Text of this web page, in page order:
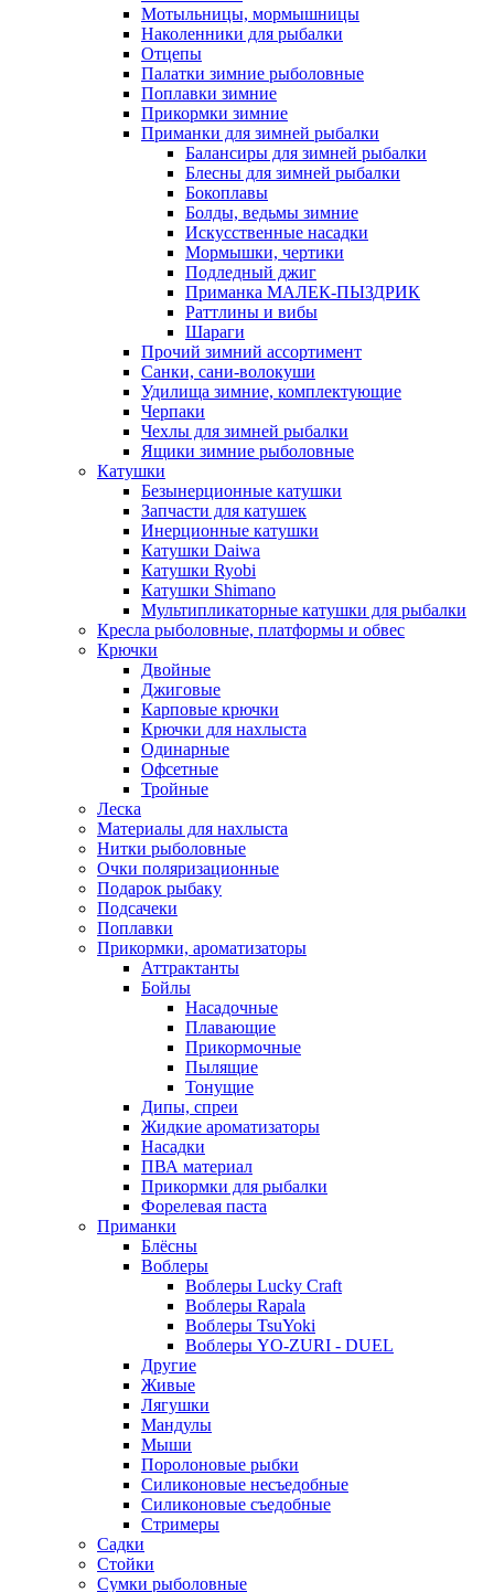
Мотыльницы, мормышницы
Наколенники для рыбалки
Отцепы
Палатки зимние рыболовные
Поплавки зимние
Прикормки зимние
Приманки для зимней рыбалки
Балансиры для зимней рыбалки
Блесны для зимней рыбалки
Бокоплавы
Болды, ведьмы зимние
Искусственные насадки
Мормышки, чертики
Подледный джиг
Приманка МАЛЕК-ПЫЗДРИК
Раттлины и вибы
Шараги
Прочий зимний ассортимент
Санки, сани-волокуши
Удилища зимние, комплектующие
Черпаки
Чехлы для зимней рыбалки
Ящики зимние рыболовные
Катушки
Безынерционные катушки
Запчасти для катушек
Инерционные катушки
Катушки Daiwa
Катушки Ryobi
Катушки Shimano
Мультипликаторные катушки для рыбалки
Кресла рыболовные, платформы и обвес
Крючки
Двойные
Джиговые
Карповые крючки
Крючки для нахлыста
Одинарные
Офсетные
Тройные
Леска
Материалы для нахлыста
Нитки рыболовные
Очки поляризационные
Подарок рыбаку
Подсачеки
Поплавки
Прикормки, ароматизаторы
Аттрактанты
Бойлы
Насадочные
Плавающие
Прикормочные
Пылящие
Тонущие
Дипы, спреи
Жидкие ароматизаторы
Насадки
ПВА материал
Прикормки для рыбалки
Форелевая паста
Приманки
Блёсны
Воблеры
Воблеры Lucky Craft
Воблеры Rapala
Воблеры TsuYoki
Воблеры YO-ZURI - DUEL
Другие
Живые
Лягушки
Мандулы
Мыши
Поролоновые рыбки
Силиконовые несъедобные
Силиконовые съедобные
Стримеры
Садки
Стойки
Сумки рыболовные